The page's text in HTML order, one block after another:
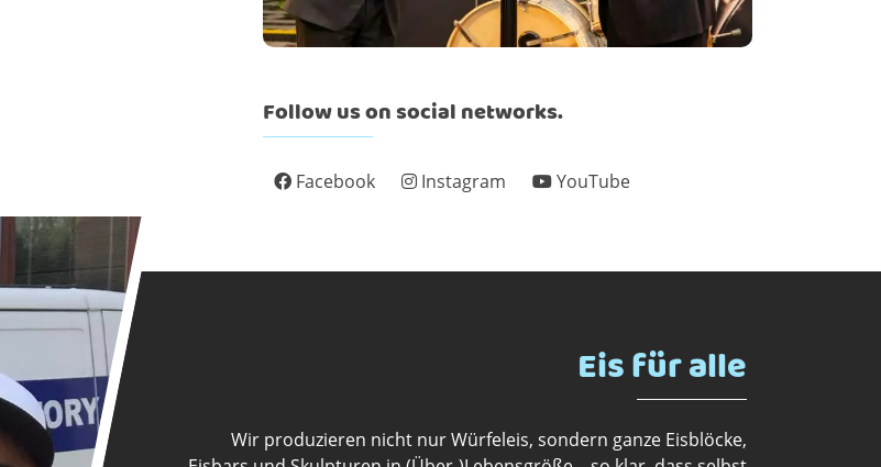
Follow us on social networks.
Facebook Instagram YouTube
Eis für alle
Wir produzieren nicht nur Würfeleis, sondern ganze Eisblöcke,